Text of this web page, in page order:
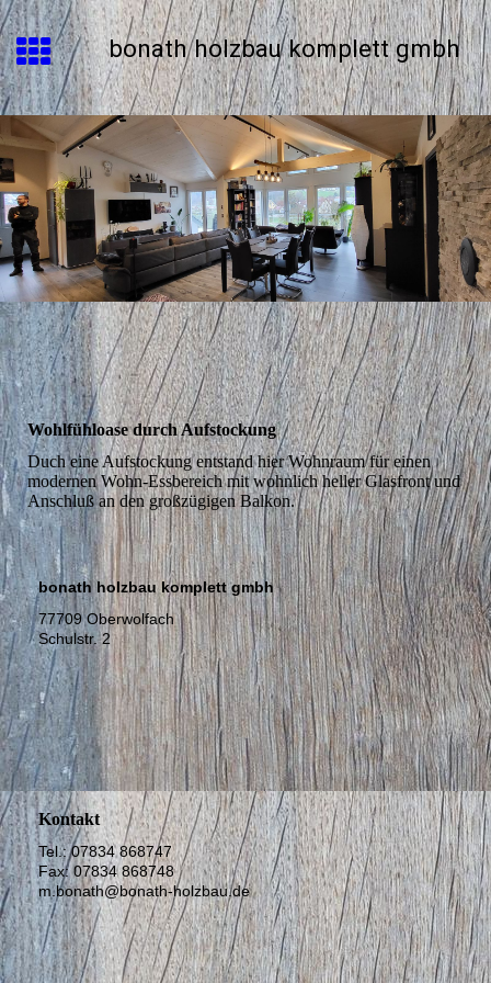
bonath holzbau komplett gmbh
Wohlfühloase durch Aufstockung
Duch eine Aufstockung entstand hier Wohnraum für einen
modernen Wohn-Essbereich mit wohnlich heller Glasfront und
Anschluß an den großzügigen Balkon.
bonath holzbau komplett gmbh
77709 Oberwolfach
Schulstr. 2
Kontakt
Tel.: 07834 868747
Fax: 07834 868748
m.bonath@bonath-holzbau.de